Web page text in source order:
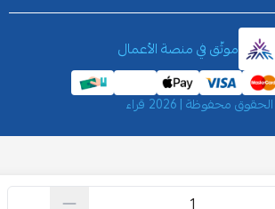
موثّق في منصة الأعمال
الحقوق محفوظة | 2026 قراء